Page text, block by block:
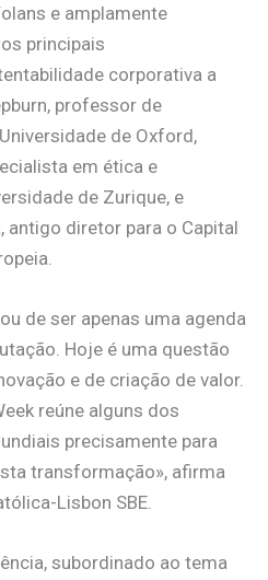
e amplamente
principais
corporativa a
professor de
de Oxford,
em ética e
de Zurique, e
antigo diretor para o Capital
de ser apenas uma agenda
Hoje é uma questão
e de criação de valor.
reúne alguns dos
precisamente para
transformação», afirma
Lisbon SBE.
subordinado ao tema